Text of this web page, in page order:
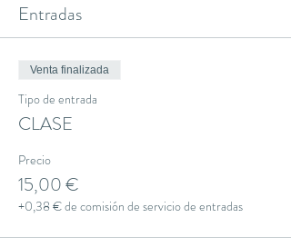
Entradas
Venta finalizada
Tipo de entrada
CLASE
Precio
15,00 €
+0,38 € de comisión de servicio de entradas